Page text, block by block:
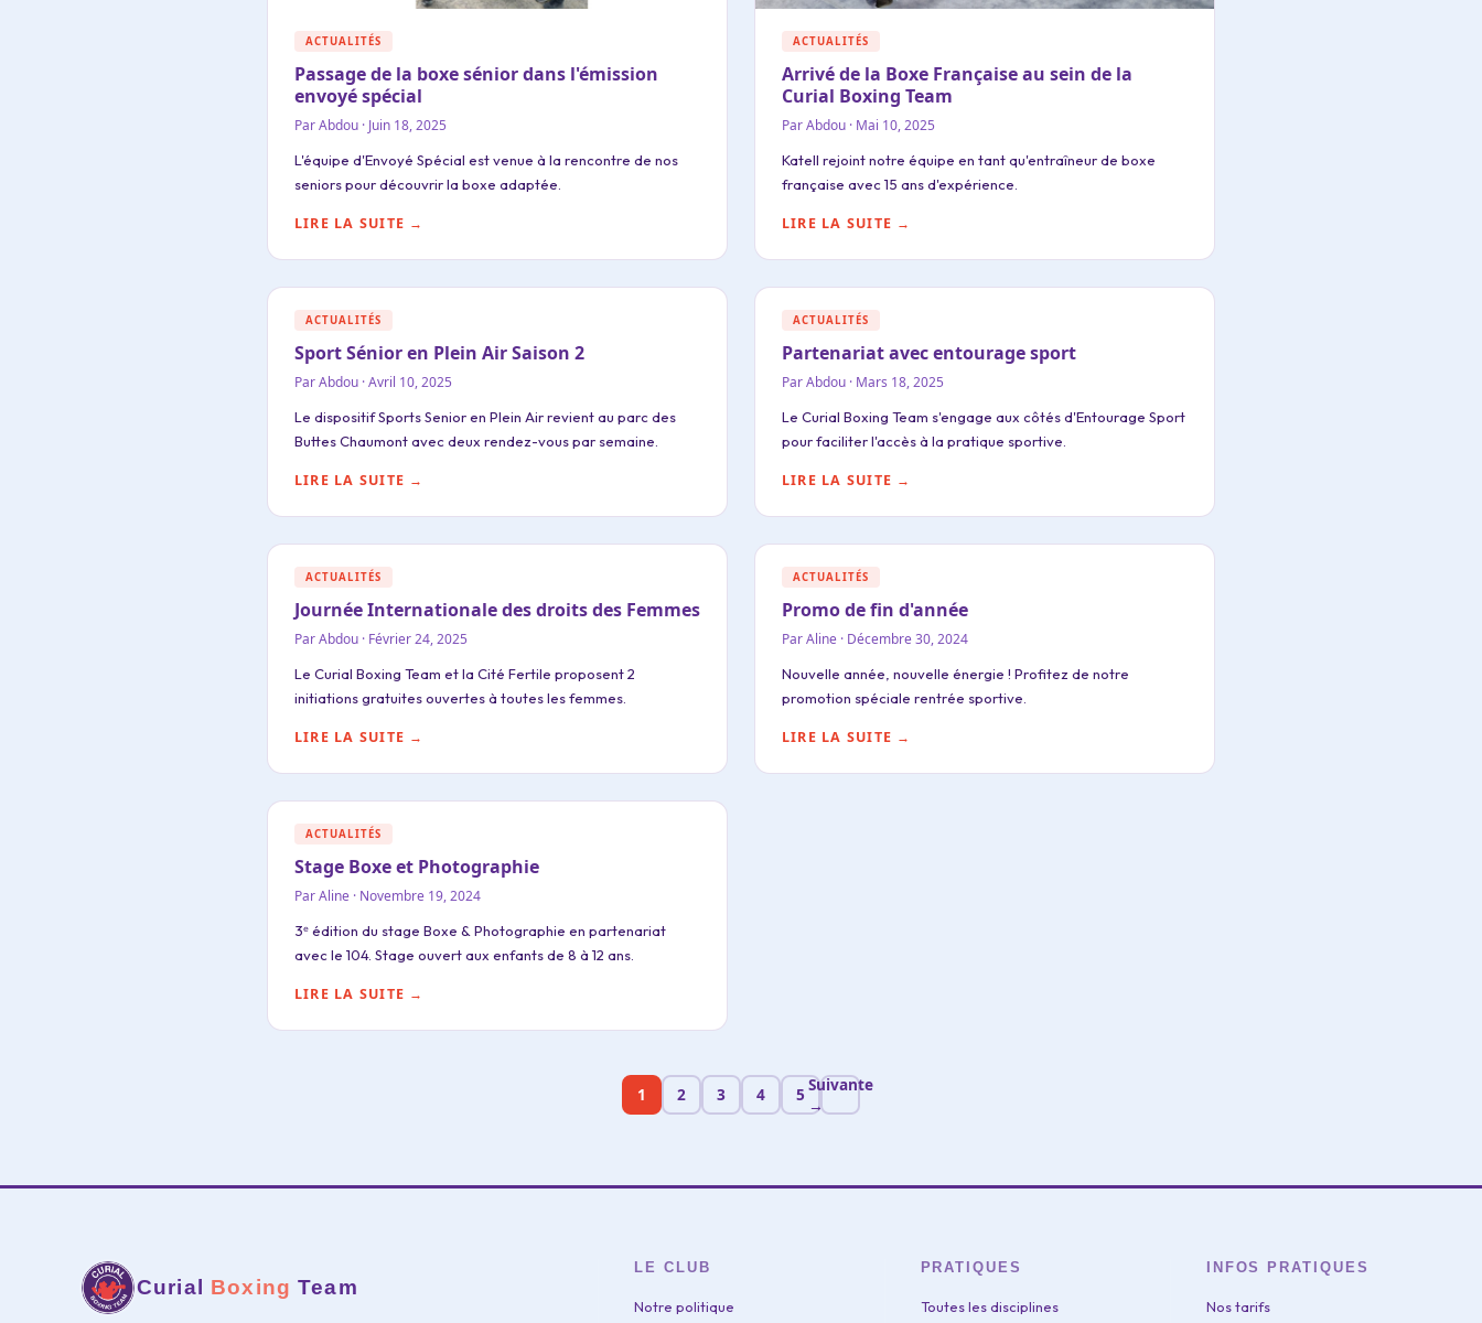
ACTUALITÉS
Passage de la boxe sénior dans l'émission
envoyé spécial
Par Abdou · Juin 18, 2025
L'équipe d'Envoyé Spécial est venue à la rencontre de nos
seniors pour découvrir la boxe adaptée.
LIRE LA SUITE →
ACTUALITÉS
Arrivé de la Boxe Française au sein de la
Curial Boxing Team
Par Abdou · Mai 10, 2025
Katell rejoint notre équipe en tant qu'entraîneur de boxe
française avec 15 ans d'expérience.
LIRE LA SUITE →
ACTUALITÉS
Sport Sénior en Plein Air Saison 2
Par Abdou · Avril 10, 2025
Le dispositif Sports Senior en Plein Air revient au parc des
Buttes Chaumont avec deux rendez-vous par semaine.
LIRE LA SUITE →
ACTUALITÉS
Partenariat avec entourage sport
Par Abdou · Mars 18, 2025
Le Curial Boxing Team s'engage aux côtés d'Entourage Sport
pour faciliter l'accès à la pratique sportive.
LIRE LA SUITE →
ACTUALITÉS
Journée Internationale des droits des Femmes
Par Abdou · Février 24, 2025
Le Curial Boxing Team et la Cité Fertile proposent 2
initiations gratuites ouvertes à toutes les femmes.
LIRE LA SUITE →
ACTUALITÉS
Promo de fin d'année
Par Aline · Décembre 30, 2024
Nouvelle année, nouvelle énergie ! Profitez de notre
promotion spéciale rentrée sportive.
LIRE LA SUITE →
ACTUALITÉS
Stage Boxe et Photographie
Par Aline · Novembre 19, 2024
3ᵉ édition du stage Boxe & Photographie en partenariat
avec le 104. Stage ouvert aux enfants de 8 à 12 ans.
LIRE LA SUITE →
1 2 3 4 5Suivante
→
Curial Boxing Team
LE CLUB
Notre politique
PRATIQUES
Toutes les disciplines
INFOS PRATIQUES
Nos tarifs